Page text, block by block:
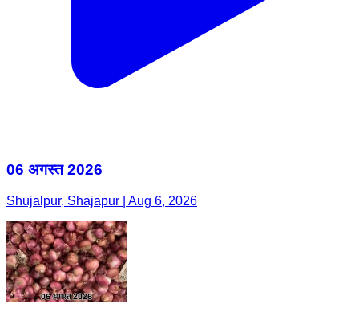
06 अगस्त 2026
Shujalpur, Shajapur | Aug 6, 2026